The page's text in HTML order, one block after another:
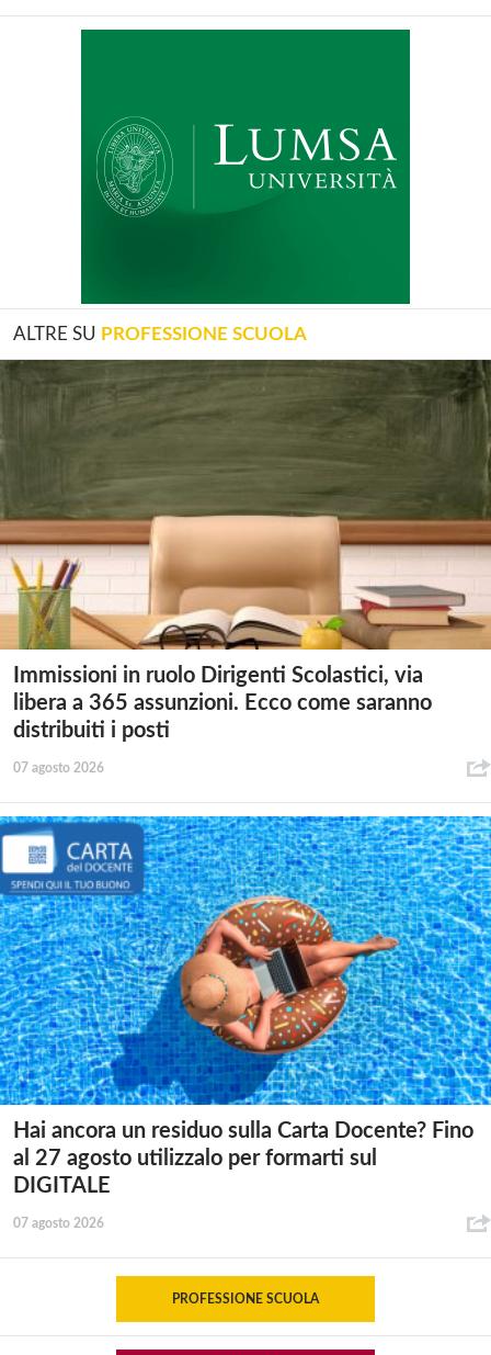
ALTRE SU PROFESSIONE SCUOLA
Immissioni in ruolo Dirigenti Scolastici, via
libera a 365 assunzioni. Ecco come saranno
distribuiti i posti
07 agosto 2026
Hai ancora un residuo sulla Carta Docente? Fino
al 27 agosto utilizzalo per formarti sul
DIGITALE
07 agosto 2026
PROFESSIONE SCUOLA